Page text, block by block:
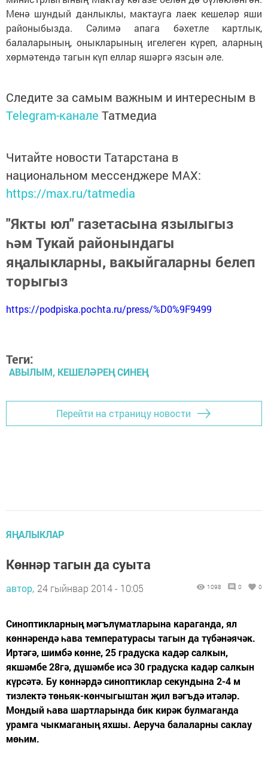
Менә шундый данлыклы, мактауга лаек кешеләр яши
районыбызда. Сәлимә апага бәхетле картлык,
балаларының, оныкларының игелеген күреп, аларның
хөрмәтендә тагын күп еллар яшәргә язсын әле.
Следите за самым важным и интересным в
Telegram-канале Татмедиа
Читайте новости Татарстана в
национальном мессенджере MАХ:
https://max.ru/tatmedia
"Якты юл" газетасына язылыгыз
һәм Тукай районындагы
яңалыкларны, вакыйгаларны белеп
торыгыз
https://podpiska.pochta.ru/press/%D0%9F9499
Теги:
АВЫЛЫМ, КЕШЕЛӘРЕҢ СИНЕҢ
Перейти на страницу новости
ЯҢАЛЫКЛАР
Көннәр тагын да суыта
автор, 24 гыйнвар 2014 - 10:05 1098 0 0
Синоптикларның мәгълүматларына караганда, ял
көннәрендә һава температурасы тагын да түбәнәячәк.
Иртәгә, шимбә көнне, 25 градуска кадәр салкын,
якшәмбе 28гә, дүшәмбе исә 30 градуска кадәр салкын
күрсәтә. Бу көннәрдә синоптиклар секундына 2-4 м
тизлектә төньяк-көнчыгыштан җил вәгъдә итәләр.
Мондый һава шартларында бик кирәк булмаганда
урамга чыкмаганың яхшы. Аеруча балаларны саклау
мөһим.